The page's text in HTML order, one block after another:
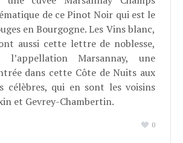
de ce Pinot Noir qui est le
en Bourgogne. Les Vins blanc,
aussi cette lettre de noblesse,
Marsannay, une
dans cette Côte de Nuits aux
célèbres, qui en sont les voisins
et Gevrey-Chambertin.
0